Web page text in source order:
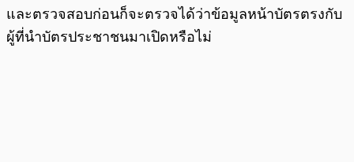
และตรวจสอบก่อนก็จะตรวจได้ว่าข้อมูลหน้าบัตรตรงกับ
ผู้ที่นำบัตรประชาชนมาเปิดหรือไม่